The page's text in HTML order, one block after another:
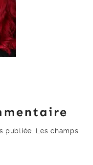
publiée.
Les champs